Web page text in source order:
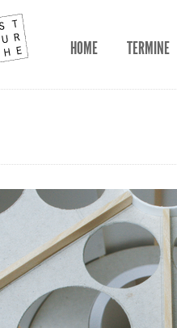
HOME TERMINE